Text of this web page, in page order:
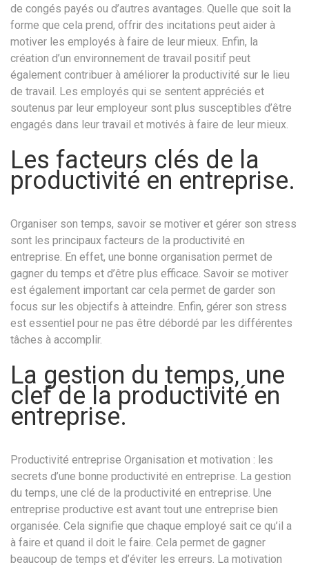
de congés payés ou d’autres avantages. Quelle que soit la
forme que cela prend, offrir des incitations peut aider à
motiver les employés à faire de leur mieux. Enfin, la
création d’un environnement de travail positif peut
également contribuer à améliorer la productivité sur le lieu
de travail. Les employés qui se sentent appréciés et
soutenus par leur employeur sont plus susceptibles d’être
engagés dans leur travail et motivés à faire de leur mieux.
Les facteurs clés de la
productivité en entreprise.
Organiser son temps, savoir se motiver et gérer son stress
sont les principaux facteurs de la productivité en
entreprise. En effet, une bonne organisation permet de
gagner du temps et d’être plus efficace. Savoir se motiver
est également important car cela permet de garder son
focus sur les objectifs à atteindre. Enfin, gérer son stress
est essentiel pour ne pas être débordé par les différentes
tâches à accomplir.
La gestion du temps, une
clef de la productivité en
entreprise.
Productivité entreprise Organisation et motivation : les
secrets d’une bonne productivité en entreprise. La gestion
du temps, une clé de la productivité en entreprise. Une
entreprise productive est avant tout une entreprise bien
organisée. Cela signifie que chaque employé sait ce qu’il a
à faire et quand il doit le faire. Cela permet de gagner
beaucoup de temps et d’éviter les erreurs. La motivation